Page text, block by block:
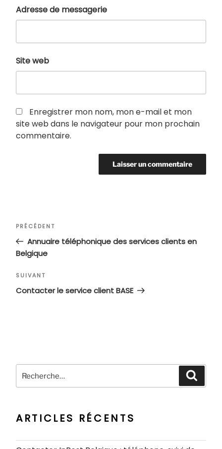
Adresse de messagerie
Site web
Enregistrer mon nom, mon e-mail et mon
site web dans le navigateur pour mon prochain
commentaire.
Navigation
l’article
Article
précédent
PRÉCÉDENT
Annuaire téléphonique des services clients en
Belgique
Article
suivant
SUIVANT
Contacter le service client BASE
pour
ARTICLES RÉCENTS